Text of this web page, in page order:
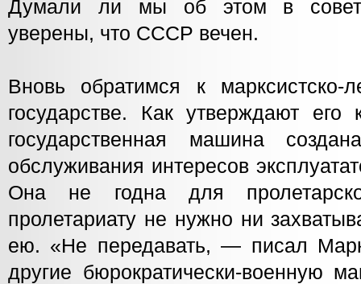
Думали ли мы об этом в
уверены, что СССР вечен.
Вновь обратимся к марксистско-
государстве. Как утверждают его
государственная машина
обслуживания интересов
Она не годна для
пролетариату не нужно ни
ею. «Не передавать, — писал
другие бюрократически-военную